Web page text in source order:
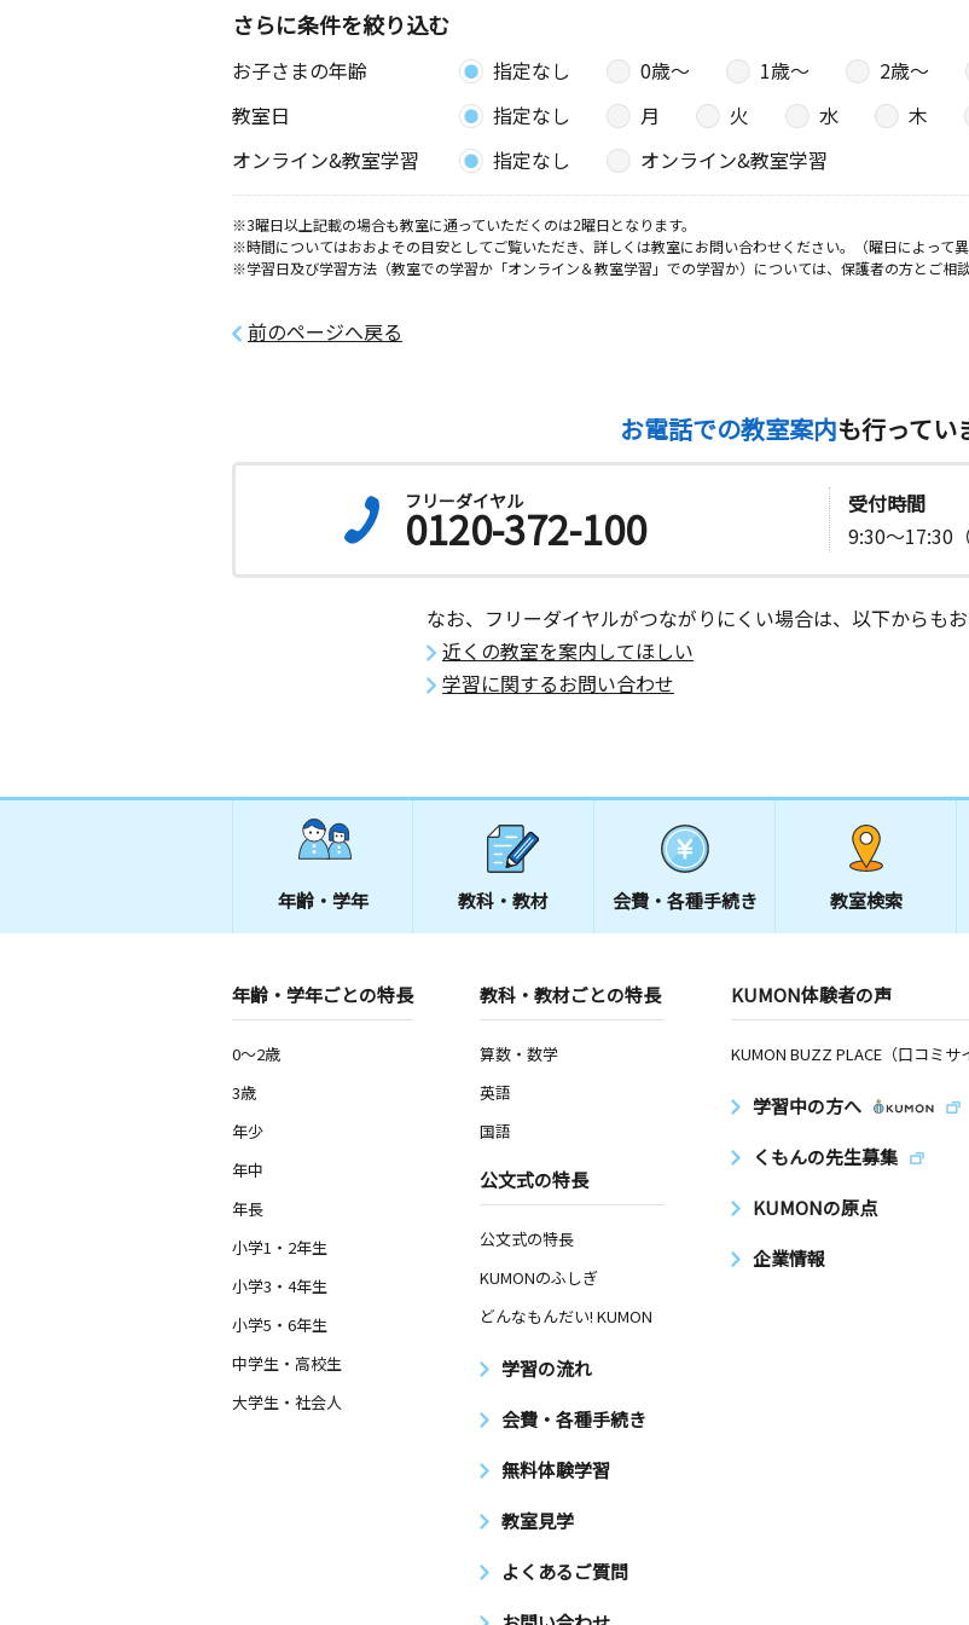
さらに条件を絞り込む
お子さまの年齢 指定なし 0歳〜 1歳〜 2歳〜
教室日
指定なし 月 火 水 木
オンライン&教室学習
指定なし オンライン&教室学習
※3曜日以上記載の場合も教室に通っていただくのは2曜日となります。
※時間についてはおおよその目安としてご覧いただき、詳しくは教室にお問い合わせください。（曜日によって
※学習日及び学習方法（教室での学習か「オンライン＆教室学習」での学習か）については、保護者の方とご相
前のページへ戻る
お電話での教室案内も行ってい
フリーダイヤル
0120-372-100
受付時間
9:30～17:30
なお、フリーダイヤルがつながりにくい場合は、以下からもお
近くの教室を案内してほしい
学習に関するお問い合わせ
年齢・学年 教科・教材 会費・ 各種手続き 教室検索
年齢・学年ごとの特長
0～2歳
3歳
年少
年中
年長
小学1・2年生
小学3・4年生
小学5・6年生
中学生・高校生
大学生・社会人
教科・教材ごとの特長
算数・数学
英語
国語
公文式の特長
公文式の特長
KUMONのふしぎ
どんなもんだい! KUMON
学習の流れ
会費・各種手続き
無料体験学習
教室見学
よくあるご質問
KUMON体験者の声
KUMON BUZZ PLACE（口コミサ
学習中の方へ
くもんの先生募集
KUMONの原点
企業情報